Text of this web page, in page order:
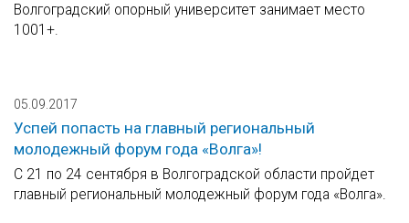
Волгоградский опорный университет занимает место
1001+.
05.09.2017
Успей попасть на главный региональный
молодежный форум года «Волга»!
С 21 по 24 сентября в Волгоградской области пройдет
главный региональный молодежный форум года «Волга».